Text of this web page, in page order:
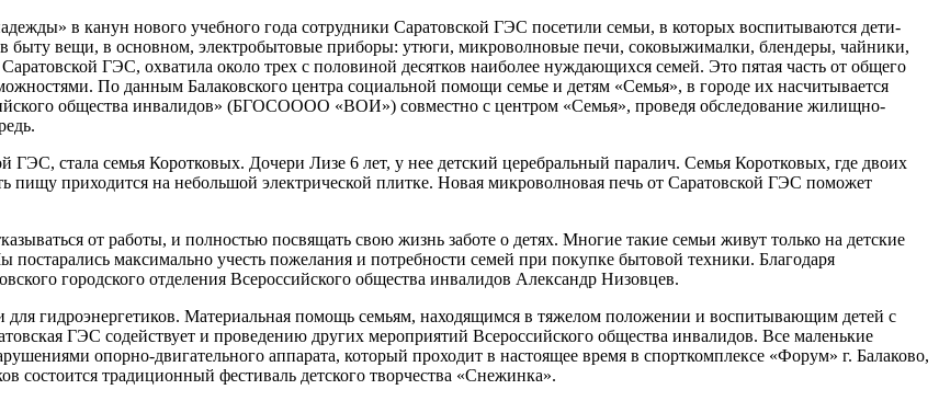
в канун нового учебного года сотрудники Саратовской ГЭС посетили семьи, в которых воспитываются дети-
вещи, в основном, электробытовые приборы: утюги, микроволновые печи, соковыжималки, блендеры, чайники,
ГЭС, охватила около трех с половиной десятков наиболее нуждающихся семей. Это пятая часть от общего
По данным Балаковского центра социальной помощи семье и детям «Семья», в городе их насчитывается
общества инвалидов» (БГОСОООО «ВОИ») совместно с центром «Семья», проведя обследование жилищно-
ГЭС, стала семья Коротковых. Дочери Лизе 6 лет, у нее детский церебральный паралич. Семья Коротковых, где двоих
пищу приходится на небольшой электрической плитке. Новая микроволновая печь от Саратовской ГЭС поможет
от работы, и полностью посвящать свою жизнь заботе о детях. Многие такие семьи живут только на детские
максимально учесть пожелания и потребности семей при покупке бытовой техники. Благодаря
городского отделения Всероссийского общества инвалидов Александр Низовцев.
гидроэнергетиков. Материальная помощь семьям, находящимся в тяжелом положении и воспитывающим детей с
ГЭС содействует и проведению других мероприятий Всероссийского общества инвалидов. Все маленькие
опорно-двигательного аппарата, который проходит в настоящее время в спорткомплексе «Форум» г. Балаково,
состоится традиционный фестиваль детского творчества «Снежинка».